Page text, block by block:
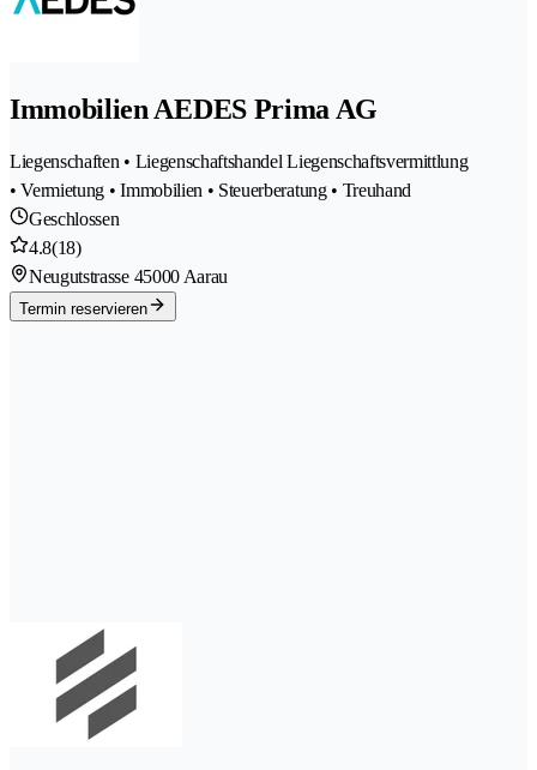
Immobilien AEDES Prima AG
Liegenschaften • Liegenschaftshandel Liegenschaftsvermittlung
• Vermietung • Immobilien • Steuerberatung • Treuhand
Geschlossen
4.8(18)
Neugutstrasse 45000 Aarau
Termin reservieren